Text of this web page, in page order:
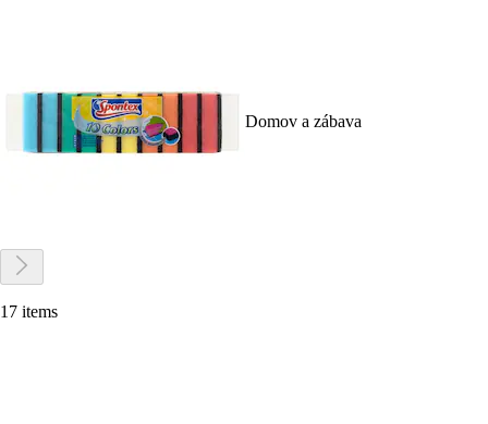
Domov a zábava
17 items